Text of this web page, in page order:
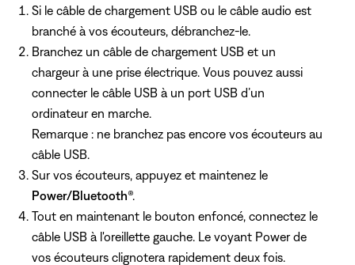
Si le câble de chargement USB ou le câble audio est
branché à vos écouteurs, débranchez-le.
Branchez un câble de chargement USB et un
chargeur à une prise électrique. Vous pouvez aussi
connecter le câble USB à un port USB d’un
ordinateur en marche.
Remarque : ne branchez pas encore vos écouteurs au
câble USB.
Sur vos écouteurs, appuyez et maintenez le
Power/Bluetooth®.
Tout en maintenant le bouton enfoncé, connectez le
câble USB à l'oreillette gauche. Le voyant Power de
vos écouteurs clignotera rapidement deux fois.